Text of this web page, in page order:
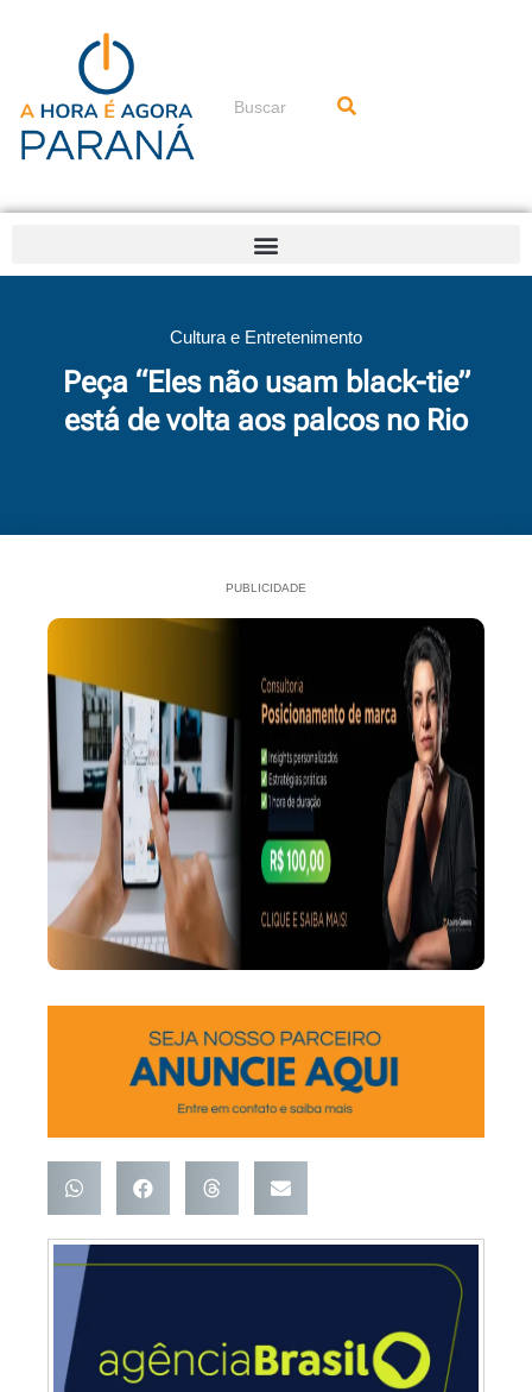
conteúdo
Pesquisar
Cultura e Entretenimento
Peça “Eles não usam black-tie”
está de volta aos palcos no Rio
PUBLICIDADE